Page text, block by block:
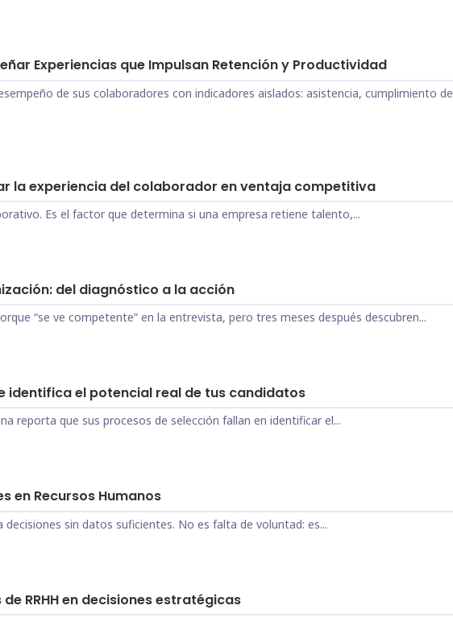
Experiencias que Impulsan Retención y Productividad
de sus colaboradores con indicadores aislados: asistencia, cumplimiento de
la experiencia del colaborador en ventaja competitiva
Es el factor que determina si una empresa retiene talento,...
del diagnóstico a la acción
“se ve competente” en la entrevista, pero tres meses después descubren...
identifica el potencial real de tus candidatos
reporta que sus procesos de selección fallan en identificar el...
en Recursos Humanos
sin datos suficientes. No es falta de voluntad: es...
RRHH en decisiones estratégicas